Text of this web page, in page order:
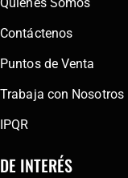
Contáctenos
Puntos de Venta
Trabaja con Nosotros
IPQR
DE INTERÉS